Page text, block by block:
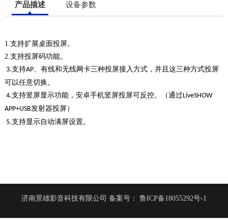
产品描述 设备参数
1.支持扩展桌面投屏。
2.支持投屏码功能。
3.支持AP、有线和无线网卡三种投屏接入方式，并且这三种方式投屏
可以任意切换。
4.支持竖屏显示功能，安卓手机竖屏投屏可反控。（通过LiveSHOW
APP+USB发射器投屏）
5.支持显示自动满屏设置。
济南景雄影音科技有限公司 备案号： 鲁ICP备18055292号-1